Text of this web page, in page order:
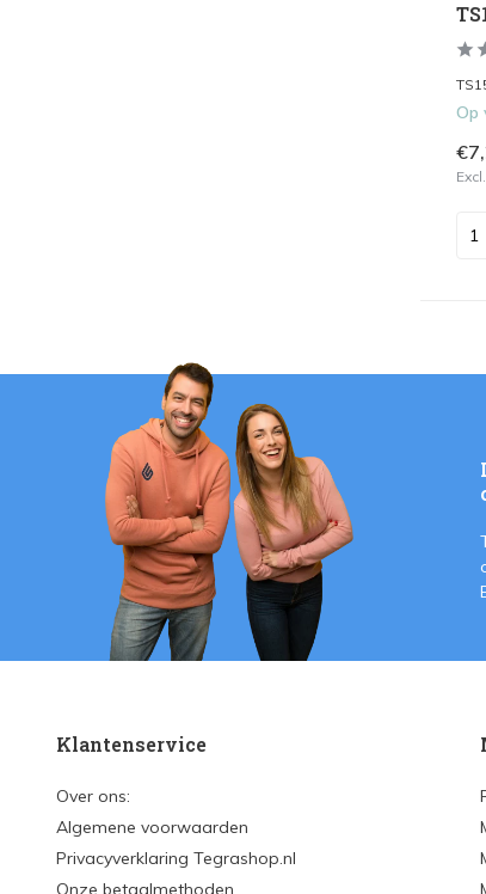
Op
Klantenservice
Over ons:
Algemene voorwaarden
Privacyverklaring Tegrashop.nl
Onze betaalmethoden